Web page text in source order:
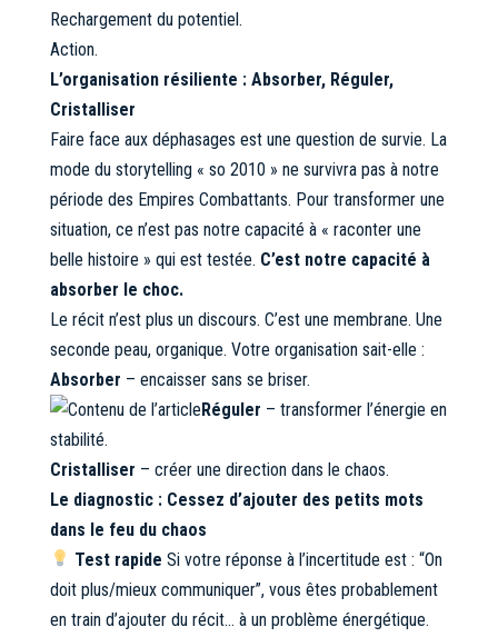
Rechargement du potentiel.
Action.
L’organisation résiliente : Absorber, Réguler,
Cristalliser
Faire face aux déphasages est une question de survie. La
mode du storytelling « so 2010 » ne survivra pas à notre
période des Empires Combattants. Pour transformer une
situation, ce n’est pas notre capacité à « raconter une
belle histoire » qui est testée. C’est notre capacité à
absorber le choc.
Le récit n’est plus un discours. C’est une membrane. Une
seconde peau, organique. Votre organisation sait-elle :
Absorber – encaisser sans se briser.
Réguler – transformer l’énergie en
stabilité.
Cristalliser – créer une direction dans le chaos.
Le diagnostic : Cessez d’ajouter des petits mots
dans le feu du chaos
Test rapide Si votre réponse à l’incertitude est :“On
doit plus/mieux communiquer”, vous êtes probablement
en train d’ajouter du récit… à un problème énergétique.